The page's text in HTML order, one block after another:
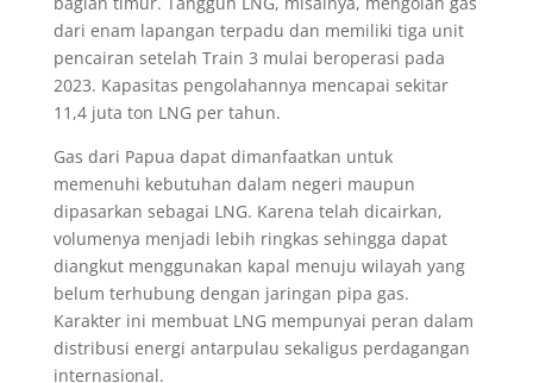
dari enam lapangan terpadu dan memiliki tiga unit
pencairan setelah Train 3 mulai beroperasi pada
2023. Kapasitas pengolahannya mencapai sekitar
11,4 juta ton LNG per tahun.
Gas dari Papua dapat dimanfaatkan untuk
memenuhi kebutuhan dalam negeri maupun
dipasarkan sebagai LNG. Karena telah dicairkan,
volumenya menjadi lebih ringkas sehingga dapat
diangkut menggunakan kapal menuju wilayah yang
belum terhubung dengan jaringan pipa gas.
Karakter ini membuat LNG mempunyai peran dalam
distribusi energi antarpulau sekaligus perdagangan
internasional.